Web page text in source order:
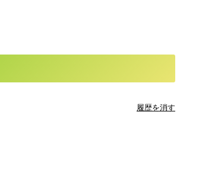
履歴を消す